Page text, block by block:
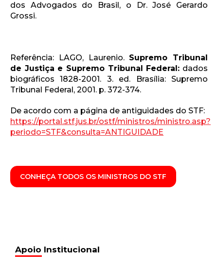
dos Advogados do Brasil, o Dr. José Gerardo
Grossi.
Referência: LAGO, Laurenio. Supremo Tribunal
de Justiça e Supremo Tribunal Federal: dados
biográficos 1828-2001. 3. ed. Brasília: Supremo
Tribunal Federal, 2001. p. 372-374.
De acordo com a página de antiguidades do STF:
https://portal.stf.jus.br/ostf/ministros/ministro.asp?
periodo=STF&consulta=ANTIGUIDADE
CONHEÇA TODOS OS MINISTROS DO STF
Apoio Institucional